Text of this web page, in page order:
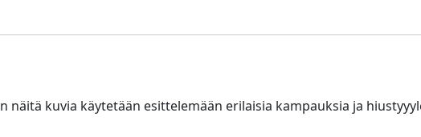
kuvia käytetään esittelemään erilaisia kampauksia ja